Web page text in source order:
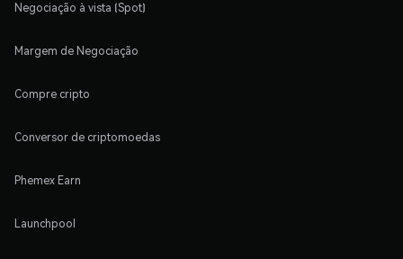
Negociação à vista (Spot)
Margem de Negociação
Compre cripto
Conversor de criptomoedas
Phemex Earn
Launchpool